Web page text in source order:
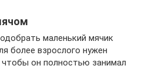
маленький мячик
более взрослого нужен
он полностью занимал